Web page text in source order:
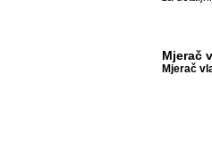
Mjerač
Mjerač